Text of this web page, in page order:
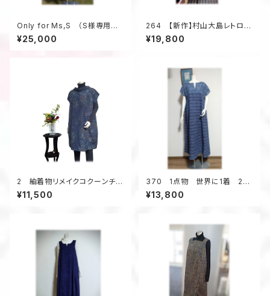
Only for Ms,S （S様専用ペ
ージの為、他のお客様はお買い
求め頂けません）
¥25,000
264 【新作】村山大島レトロな
衿のワンピース（紫・小花柄）
¥19,800
2 紬着物リメイクコクーンチュ
ニック（紺メランジ調／花柄）
¥11,500
370 1点物 世界に1着 2種
類の浴衣地リメイク 着ると可
愛い 幾何学柄 テントライン
¥13,800